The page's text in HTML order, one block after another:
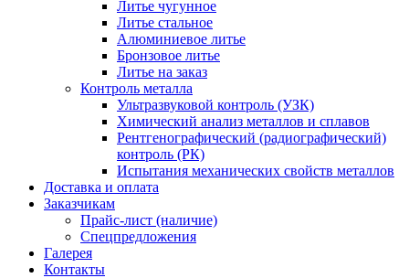
Литье чугунное
Литье стальное
Алюминиевое литье
Бронзовое литье
Литье на заказ
Контроль металла
Ультразвуковой контроль (УЗК)
Химический анализ металлов и сплавов
Рентгенографический (радиографический)
контроль (РК)
Испытания механических свойств металлов
Доставка и оплата
Заказчикам
Прайс-лист (наличие)
Спецпредложения
Галерея
Контакты